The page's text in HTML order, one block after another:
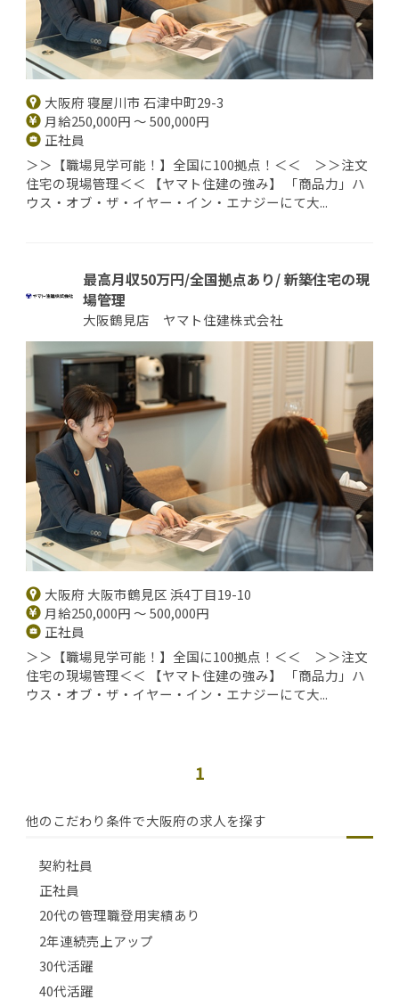
大阪府 寝屋川市 石津中町29-3
月給250,000円 ～ 500,000円
正社員
＞＞【職場見学可能！】全国に100拠点！＜＜ ＞＞注文
住宅の現場管理＜＜ 【ヤマト住建の強み】 「商品力」ハ
ウス・オブ・ザ・イヤー・イン・エナジーにて大...
最高月収50万円/全国拠点あり/ 新築住宅の現
場管理
大阪鶴見店 ヤマト住建株式会社
大阪府 大阪市鶴見区 浜4丁目19-10
月給250,000円 ～ 500,000円
正社員
＞＞【職場見学可能！】全国に100拠点！＜＜ ＞＞注文
住宅の現場管理＜＜ 【ヤマト住建の強み】 「商品力」ハ
ウス・オブ・ザ・イヤー・イン・エナジーにて大...
1
他のこだわり条件で大阪府の求人を探す
契約社員
正社員
20代の管理職登用実績あり
2年連続売上アップ
30代活躍
40代活躍